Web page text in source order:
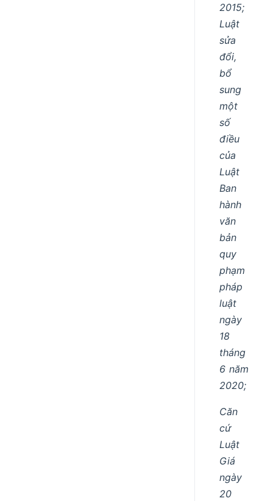
2015;
Luật
sửa
đổi,
bổ
sung
một
số
điều
của
Luật
Ban
hành
văn
bản
quy
phạm
pháp
luật
ngày
18
tháng
6 năm
2020;
Căn
cứ
Luật
Giá
ngày
20